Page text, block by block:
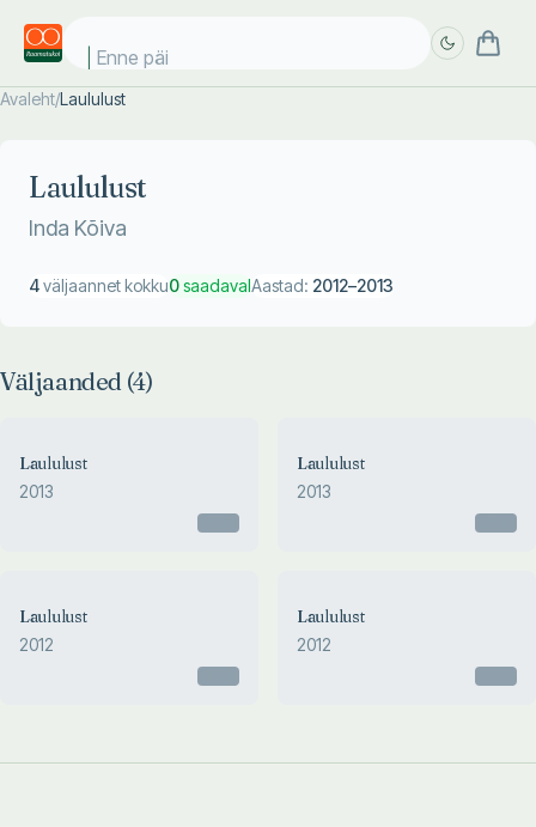
Enne päik
Avaleht/Laululust
Laululust
Inda Kõiva
4väljaannet kokku0saadavalAastad: 2012–2013
Väljaanded (4)
Laululust
2013
Laululust
2013
Laululust
2012
Laululust
2012